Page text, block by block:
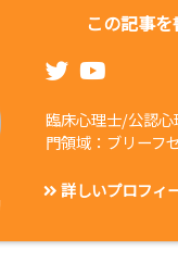
この記事
臨床心理士/公認
門領域：ブリーフ
詳しいプロフィ